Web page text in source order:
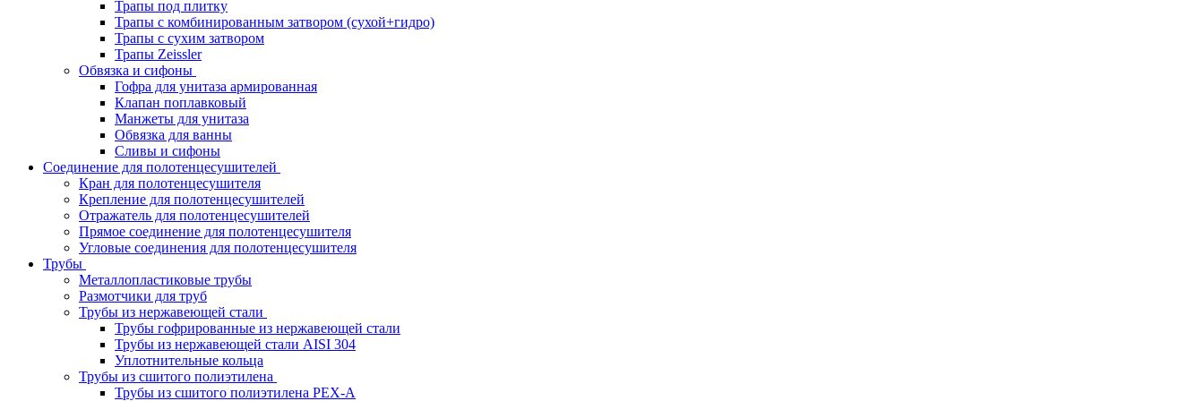
Трапы под плитку
Трапы с комбинированным затвором (сухой+гидро)
Трапы с сухим затвором
Трапы Zeissler
Обвязка и сифоны
Гофра для унитаза армированная
Клапан поплавковый
Манжеты для унитаза
Обвязка для ванны
Сливы и сифоны
Соединение для полотенцесушителей
Кран для полотенцесушителя
Крепление для полотенцесушителей
Отражатель для полотенцесушителей
Прямое соединение для полотенцесушителя
Угловые соединения для полотенцесушителя
Трубы
Металлопластиковые трубы
Размотчики для труб
Трубы из нержавеющей стали
Трубы гофрированные из нержавеющей стали
Трубы из нержавеющей стали AISI 304
Уплотнительные кольца
Трубы из сшитого полиэтилена
Трубы из сшитого полиэтилена PEX-A